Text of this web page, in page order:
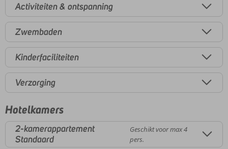
Activiteiten & ontspanning
Zwembaden
Kinderfaciliteiten
Verzorging
Hotelkamers
2-kamerappartement
Standaard
Geschikt voor max 4
pers.